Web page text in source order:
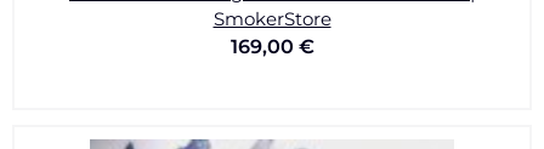
SmokerStore
169,00 €